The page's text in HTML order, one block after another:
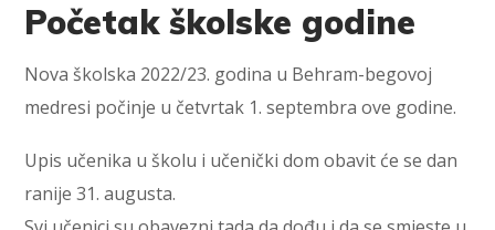
Početak školske godine
Nova školska 2022/23. godina u Behram-begovoj
medresi počinje u četvrtak 1. septembra ove godine.
Upis učenika u školu i učenički dom obavit će se dan
ranije 31. augusta.